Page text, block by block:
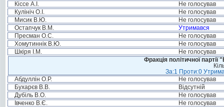
Кіссе А.І.
Не голосував
Кулініч О.І.
Не голосував
Мисик В.Ю.
Не голосував
Остапчук В.М.
Утримався
Пресман О.С.
Не голосував
Хомутиннік В.Ю.
Не голосував
Шкіря І.М.
Не голосував
Фракція політичної
За:1 Проти:0
Абдуллін О.Р.
Не голосував
Бухарєв В.В.
Відсутній
Дубіль В.О.
Не голосував
Івченко В.Є.
Не голосував